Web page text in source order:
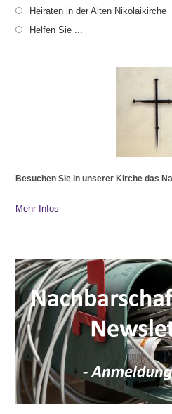
Heiraten in der Alten Nikolaikirche
Helfen Sie ...
Besuchen Sie in unserer Kirche das
Mehr Infos